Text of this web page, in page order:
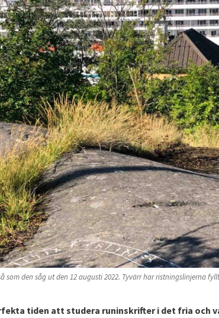
som den såg ut den 12 augusti 2022. Tyvärr har ristningslinjerna
tiden att studera runinskrifter i det fria och